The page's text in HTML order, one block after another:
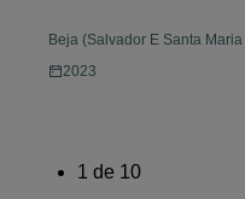
Beja (Salvador E Santa
2023
1 de 10